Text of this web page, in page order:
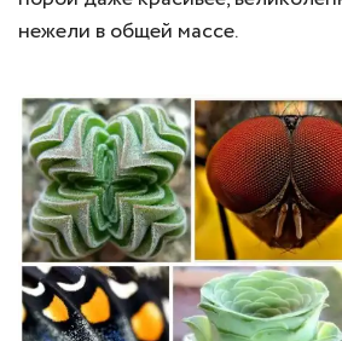
нежели в общей массе.